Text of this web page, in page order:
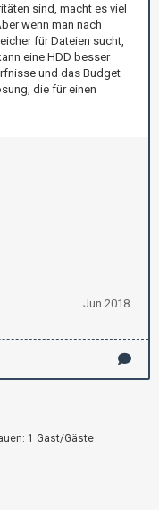
sind, macht es viel
wenn man nach
für Dateien sucht,
eine HDD besser
und das Budget
die für einen
Jun 2018
1 Gast/Gäste